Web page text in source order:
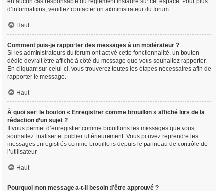
en aucun cas responsable du règlement instauré sur cet espace. Pour plus
d’informations, veuillez contacter un administrateur du forum.
Haut
Comment puis-je rapporter des messages à un modérateur ?
Si les administrateurs du forum ont activé cette fonctionnalité, un bouton
dédié devrait être affiché à côté du message que vous souhaitez rapporter.
En cliquant sur celui-ci, vous trouverez toutes les étapes nécessaires afin de
rapporter le message.
Haut
À quoi sert le bouton « Enregistrer comme brouillon » affiché lors de la
rédaction d’un sujet ?
Il vous permet d’enregistrer comme brouillons les messages que vous
souhaitez finaliser et publier ultérieurement. Vous pouvez reprendre les
messages enregistrés comme brouillons depuis le panneau de contrôle de
l’utilisateur.
Haut
Pourquoi mon message a-t-il besoin d’être approuvé ?